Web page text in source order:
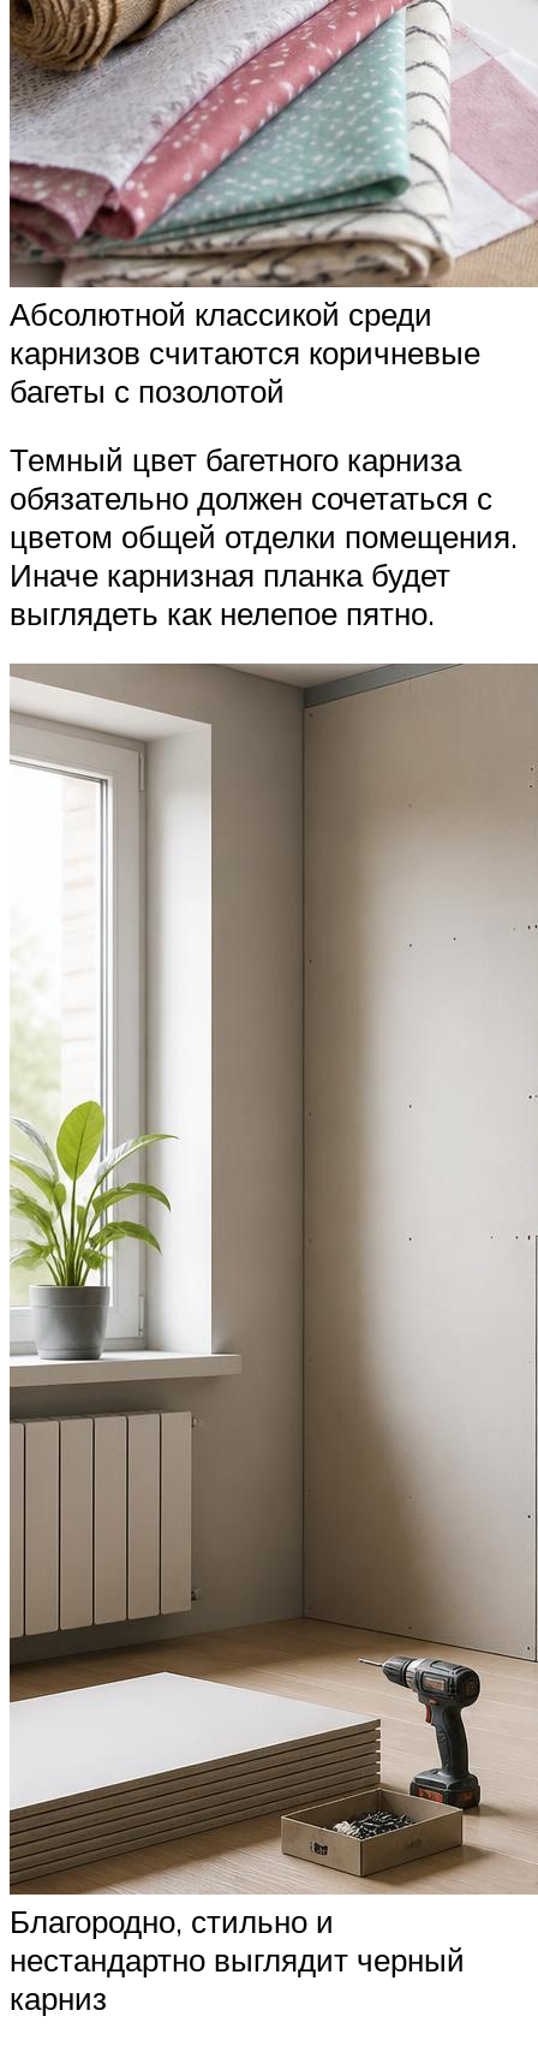
Абсолютной классикой среди
карнизов считаются коричневые
багеты с позолотой
Темный цвет багетного карниза
обязательно должен сочетаться с
цветом общей отделки помещения.
Иначе карнизная планка будет
выглядеть как нелепое пятно.
Благородно, стильно и
нестандартно выглядит черный
карниз